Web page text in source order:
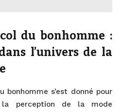
du bonhomme :
l’univers de la
bonhomme s’est donné pour
perception de la mode